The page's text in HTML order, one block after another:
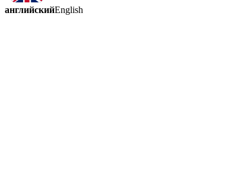
английскийEnglish